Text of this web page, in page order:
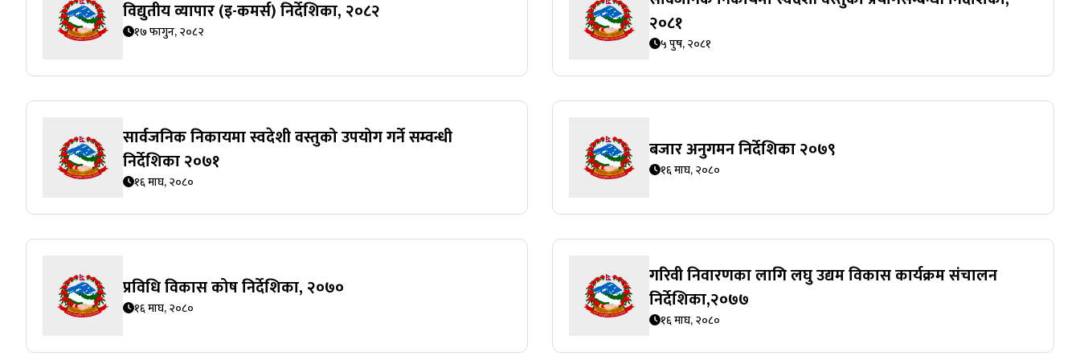
विद्युतीय व्यापार (इ-कमर्स) निर्देशिका, २०८२
१७ फागुन, २०८२
२०८१
५ पुष, २०८१
सार्वजनिक निकायमा स्वदेशी वस्तुको उपयोग गर्ने सम्वन्धी
निर्देशिका २०७१
१६ माघ, २०८०
बजार अनुगमन निर्देशिका २०७९
१६ माघ, २०८०
प्रविधि विकास कोष निर्देशिका, २०७०
१६ माघ, २०८०
गरिवी निवारणका लागि लघु उद्यम विकास कार्यक्रम संचालन
निर्देशिका,२०७७
१६ माघ, २०८०